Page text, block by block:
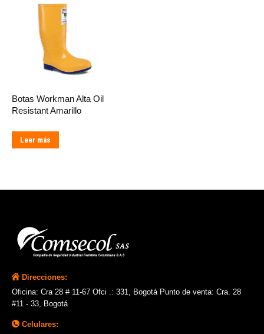
Botas Workman Alta Oil
Resistant Amarillo
Leer más
Direcciones:
Oficina: Cra 28 # 11-67 Ofci .: 331, Bogotá Punto de venta: Cra. 28
#11 - 33, Bogotá
Celulares: